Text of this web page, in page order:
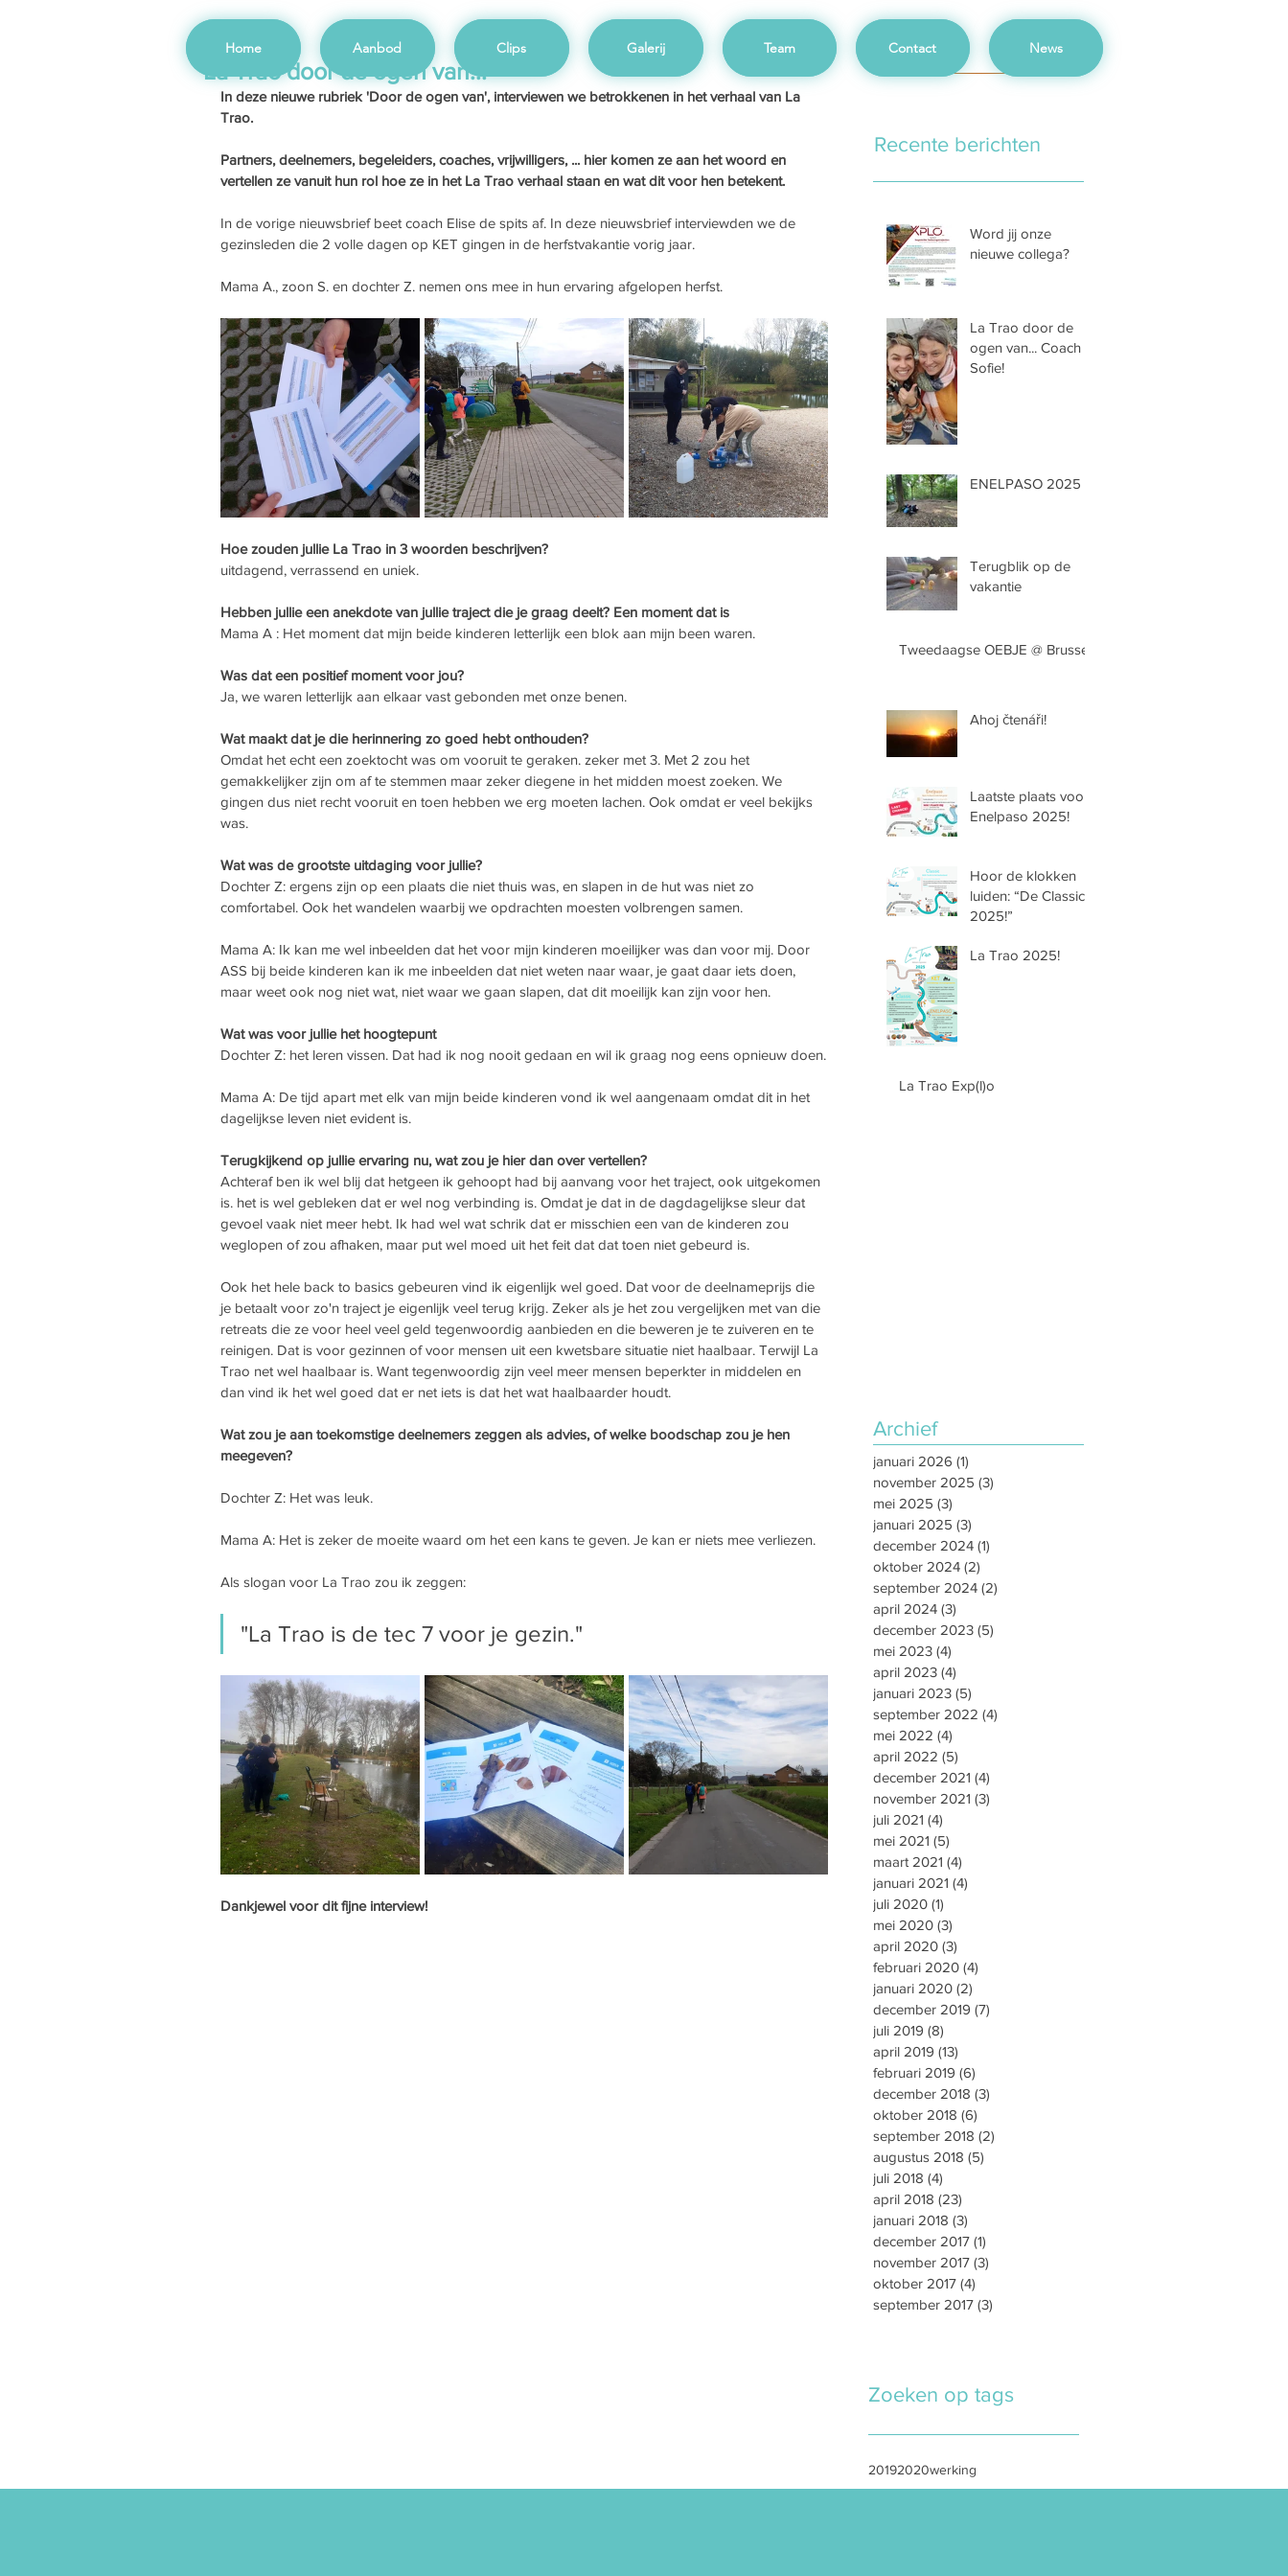
Home Aanbod Clips Galerij Team Contact News
La Trao door de ogen van...
In deze nieuwe rubriek 'Door de ogen van', interviewen we betrokkenen in het verhaal van La
Trao.
Partners, deelnemers, begeleiders, coaches, vrijwilligers, ... hier komen ze aan het woord en
vertellen ze vanuit hun rol hoe ze in het La Trao verhaal staan en wat dit voor hen betekent.
In de vorige nieuwsbrief beet coach Elise de spits af. In deze nieuwsbrief interviewden we de
gezinsleden die 2 volle dagen op KET gingen in de herfstvakantie vorig jaar.
Mama A., zoon S. en dochter Z. nemen ons mee in hun ervaring afgelopen herfst.
Hoe zouden jullie La Trao in 3 woorden beschrijven?
uitdagend, verrassend en uniek.
Hebben jullie een anekdote van jullie traject die je graag deelt? Een moment dat is
Mama A : Het moment dat mijn beide kinderen letterlijk een blok aan mijn been waren.
Was dat een positief moment voor jou?
Ja, we waren letterlijk aan elkaar vast gebonden met onze benen.
Wat maakt dat je die herinnering zo goed hebt onthouden?
Omdat het echt een zoektocht was om vooruit te geraken. zeker met 3. Met 2 zou het
gemakkelijker zijn om af te stemmen maar zeker diegene in het midden moest zoeken. We
gingen dus niet recht vooruit en toen hebben we erg moeten lachen. Ook omdat er veel bekijks
was.
Wat was de grootste uitdaging voor jullie?
Dochter Z: ergens zijn op een plaats die niet thuis was, en slapen in de hut was niet zo
comfortabel. Ook het wandelen waarbij we opdrachten moesten volbrengen samen.
Mama A: Ik kan me wel inbeelden dat het voor mijn kinderen moeilijker was dan voor mij. Door
ASS bij beide kinderen kan ik me inbeelden dat niet weten naar waar, je gaat daar iets doen,
maar weet ook nog niet wat, niet waar we gaan slapen, dat dit moeilijk kan zijn voor hen.
Wat was voor jullie het hoogtepunt
Dochter Z: het leren vissen. Dat had ik nog nooit gedaan en wil ik graag nog eens opnieuw doen.
Mama A: De tijd apart met elk van mijn beide kinderen vond ik wel aangenaam omdat dit in het
dagelijkse leven niet evident is.
Terugkijkend op jullie ervaring nu, wat zou je hier dan over vertellen?
Achteraf ben ik wel blij dat hetgeen ik gehoopt had bij aanvang voor het traject, ook uitgekomen
is. het is wel gebleken dat er wel nog verbinding is. Omdat je dat in de dagdagelijkse sleur dat
gevoel vaak niet meer hebt. Ik had wel wat schrik dat er misschien een van de kinderen zou
weglopen of zou afhaken, maar put wel moed uit het feit dat dat toen niet gebeurd is.
Ook het hele back to basics gebeuren vind ik eigenlijk wel goed. Dat voor de deelnameprijs die
je betaalt voor zo'n traject je eigenlijk veel terug krijg. Zeker als je het zou vergelijken met van die
retreats die ze voor heel veel geld tegenwoordig aanbieden en die beweren je te zuiveren en te
reinigen. Dat is voor gezinnen of voor mensen uit een kwetsbare situatie niet haalbaar. Terwijl La
Trao net wel haalbaar is. Want tegenwoordig zijn veel meer mensen beperkter in middelen en
dan vind ik het wel goed dat er net iets is dat het wat haalbaarder houdt.
Wat zou je aan toekomstige deelnemers zeggen als advies, of welke boodschap zou je hen
meegeven?
Dochter Z: Het was leuk.
Mama A: Het is zeker de moeite waard om het een kans te geven. Je kan er niets mee verliezen.
Als slogan voor La Trao zou ik zeggen:
"La Trao is de tec 7 voor je gezin."
Dankjewel voor dit fijne interview!
Recente berichten
Word jij onze
nieuwe collega?
La Trao door de
ogen van... Coach
Sofie!
ENELPASO 2025
Terugblik op de
vakantie
Tweedaagse OEBJE @ Brussel
Ahoj čtenáři!
Laatste plaats voor
Enelpaso 2025!
Hoor de klokken
luiden: “De Classic
2025!”
La Trao 2025!
La Trao Exp(l)o
Archief
januari 2026 (1)
november 2025 (3)
mei 2025 (3)
januari 2025 (3)
december 2024 (1)
oktober 2024 (2)
september 2024 (2)
april 2024 (3)
december 2023 (5)
mei 2023 (4)
april 2023 (4)
januari 2023 (5)
september 2022 (4)
mei 2022 (4)
april 2022 (5)
december 2021 (4)
november 2021 (3)
juli 2021 (4)
mei 2021 (5)
maart 2021 (4)
januari 2021 (4)
juli 2020 (1)
mei 2020 (3)
april 2020 (3)
februari 2020 (4)
januari 2020 (2)
december 2019 (7)
juli 2019 (8)
april 2019 (13)
februari 2019 (6)
december 2018 (3)
oktober 2018 (6)
september 2018 (2)
augustus 2018 (5)
juli 2018 (4)
april 2018 (23)
januari 2018 (3)
december 2017 (1)
november 2017 (3)
oktober 2017 (4)
september 2017 (3)
Zoeken op tags
20192020werking